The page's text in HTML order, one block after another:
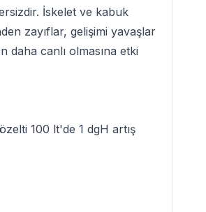
İskelet ve kabuk
zayıflar, gelişimi yavaşlar
daha canlı olmasına etki
100 lt'de 1 dgH artış